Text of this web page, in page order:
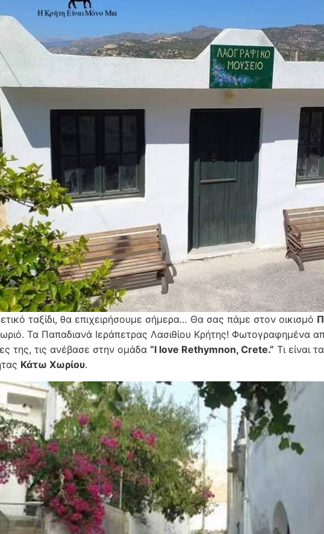
ταξίδι, θα επιχειρήσουμε σήμερα… Θα σας πάμε στον οικισμό
Τα Παπαδιανά Ιεράπετρας Λασιθίου Κρήτης! Φωτογραφημένα
της, τις ανέβασε στην ομάδα “I love Rethymnon, Crete.” Τι είναι
Κάτω Χωρίου.